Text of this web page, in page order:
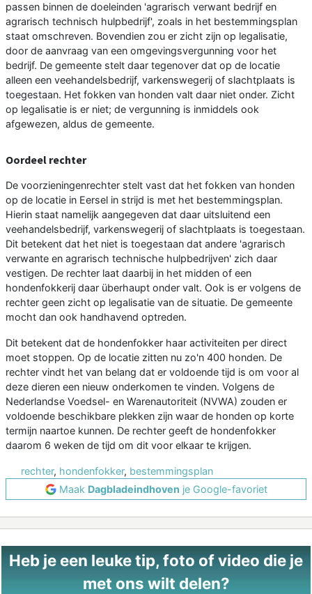
passen binnen de doeleinden 'agrarisch verwant bedrijf en
agrarisch technisch hulpbedrijf', zoals in het bestemmingsplan
staat omschreven. Bovendien zou er zicht zijn op legalisatie,
door de aanvraag van een omgevingsvergunning voor het
bedrijf. De gemeente stelt daar tegenover dat op de locatie
alleen een veehandelsbedrijf, varkenswegerij of slachtplaats is
toegestaan. Het fokken van honden valt daar niet onder. Zicht
op legalisatie is er niet; de vergunning is inmiddels ook
afgewezen, aldus de gemeente.
Oordeel rechter
De voorzieningenrechter stelt vast dat het fokken van honden
op de locatie in Eersel in strijd is met het bestemmingsplan.
Hierin staat namelijk aangegeven dat daar uitsluitend een
veehandelsbedrijf, varkenswegerij of slachtplaats is toegestaan.
Dit betekent dat het niet is toegestaan dat andere 'agrarisch
verwante en agrarisch technische hulpbedrijven' zich daar
vestigen. De rechter laat daarbij in het midden of een
hondenfokkerij daar überhaupt onder valt. Ook is er volgens de
rechter geen zicht op legalisatie van de situatie. De gemeente
mocht dan ook handhavend optreden.
Dit betekent dat de hondenfokker haar activiteiten per direct
moet stoppen. Op de locatie zitten nu zo'n 400 honden. De
rechter vindt het van belang dat er voldoende tijd is om voor al
deze dieren een nieuw onderkomen te vinden. Volgens de
Nederlandse Voedsel- en Warenautoriteit (NVWA) zouden er
voldoende beschikbare plekken zijn waar de honden op korte
termijn naartoe kunnen. De rechter geeft de hondenfokker
daarom 6 weken de tijd om dit voor elkaar te krijgen.
rechter, hondenfokker, bestemmingsplan
Maak Dagbladeindhoven je Google-favoriet
Heb je een leuke tip, foto of video die je
met ons wilt delen?